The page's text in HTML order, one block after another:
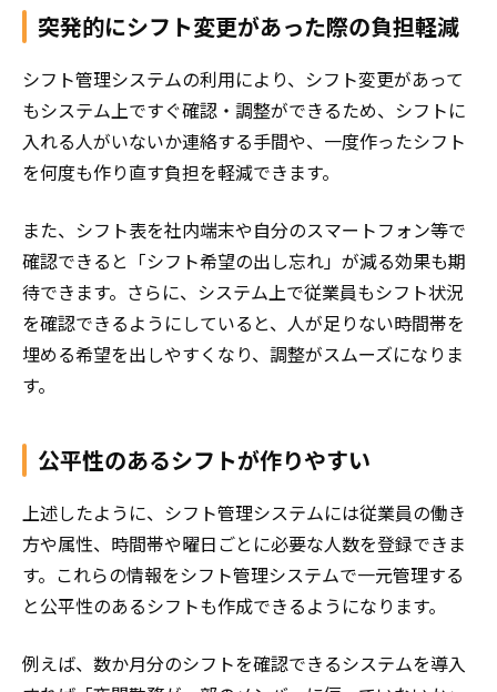
突発的にシフト変更があった際の負担軽減
シフト管理システムの利用により、シフト変更があって
もシステム上ですぐ確認・調整ができるため、シフトに
入れる人がいないか連絡する手間や、一度作ったシフト
を何度も作り直す負担を軽減できます。
また、シフト表を社内端末や自分のスマートフォン等で
確認できると「シフト希望の出し忘れ」が減る効果も期
待できます。さらに、システム上で従業員もシフト状況
を確認できるようにしていると、人が足りない時間帯を
埋める希望を出しやすくなり、調整がスムーズになりま
す。
公平性のあるシフトが作りやすい
上述したように、シフト管理システムには従業員の働き
方や属性、時間帯や曜日ごとに必要な人数を登録できま
す。これらの情報をシフト管理システムで一元管理する
と公平性のあるシフトも作成できるようになります。
例えば、数か月分のシフトを確認できるシステムを導入